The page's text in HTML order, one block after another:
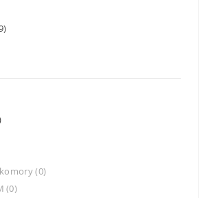
(0)
(0)